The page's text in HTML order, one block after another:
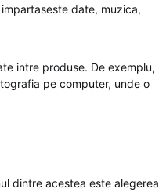
date, muzica,
intre produse. De exemplu,
pe computer, unde o
dintre acestea este alegerea